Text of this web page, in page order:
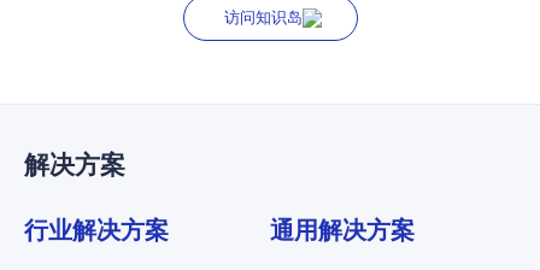
访问知识岛
解决方案
行业解决方案
通用解决方案